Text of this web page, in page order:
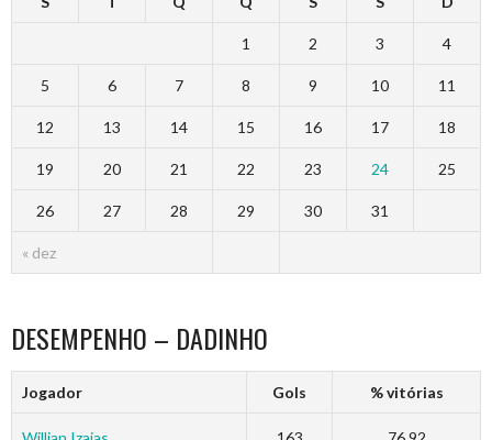
« dez
1 2 3 4
5 6 7 8 9 10 11
12 13 14 15 16 17 18
19 20 21 22 23 24 25
26 27 28 29 30 31
DESEMPENHO – DADINHO
Jogador Gols % vitórias